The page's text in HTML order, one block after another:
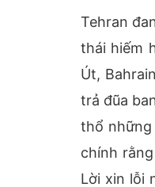
Tehran
thái hiếm
Út,
trả đũa
thổ những
chính
Lời xin lỗi